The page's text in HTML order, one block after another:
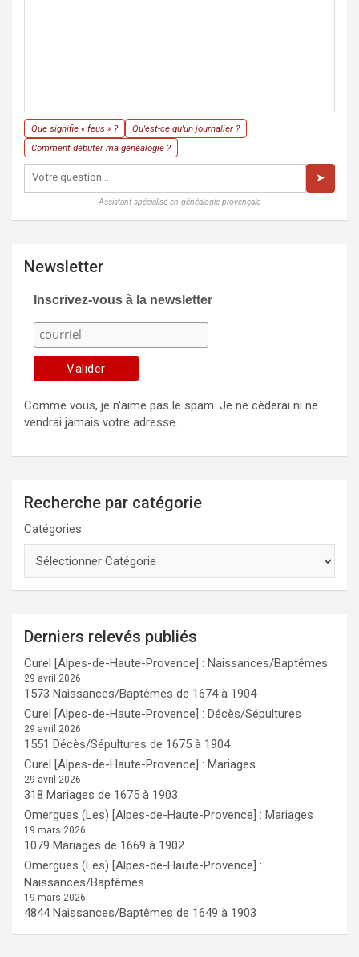
Que signifie « feus » ?
Qu'est-ce qu'un journalier ?
Comment débuter ma généalogie ?
➤
Assistant spécialisé en généalogie provençale
Newsletter
Inscrivez-vous à la newsletter
Comme vous, je n'aime pas le spam. Je ne cèderai ni ne
vendrai jamais votre adresse.
Recherche par catégorie
Catégories
Derniers relevés publiés
Curel [Alpes-de-Haute-Provence] : Naissances/Baptêmes
29 avril 2026
1573 Naissances/Baptêmes de 1674 à 1904
Curel [Alpes-de-Haute-Provence] : Décès/Sépultures
29 avril 2026
1551 Décès/Sépultures de 1675 à 1904
Curel [Alpes-de-Haute-Provence] : Mariages
29 avril 2026
318 Mariages de 1675 à 1903
Omergues (Les) [Alpes-de-Haute-Provence] : Mariages
19 mars 2026
1079 Mariages de 1669 à 1902
Omergues (Les) [Alpes-de-Haute-Provence] :
Naissances/Baptêmes
19 mars 2026
4844 Naissances/Baptêmes de 1649 à 1903